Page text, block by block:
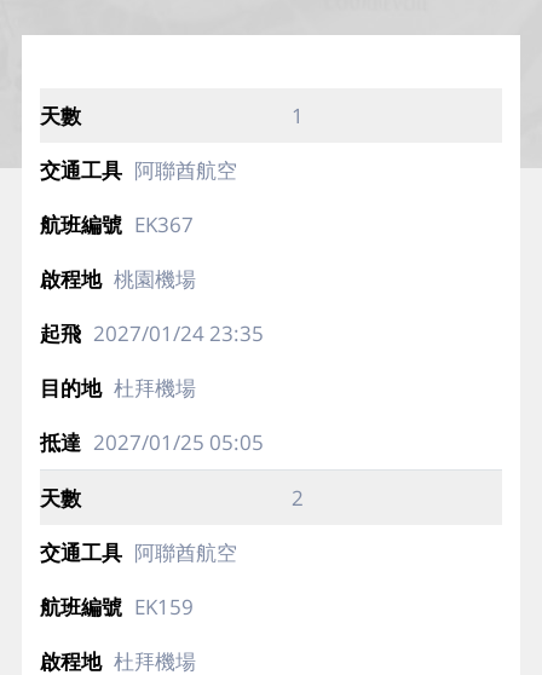
1
阿聯酋航空
EK367
桃園機場
2027/01/2423:35
杜拜機場
2027/01/25 05:05
2
阿聯酋航空
EK159
杜拜機場